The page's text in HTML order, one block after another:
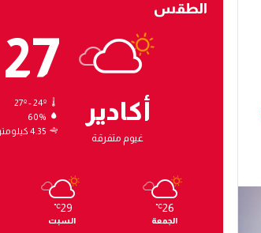
الطقس
أكادير
غيوم متفرقة
27
27º - 24º
60%
4.35 كيلومتر/ساعة
26
℃
الجمعة
29
℃
السبت